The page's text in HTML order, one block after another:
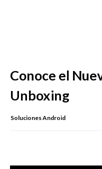
Conoce el
Unboxing
Soluciones Android